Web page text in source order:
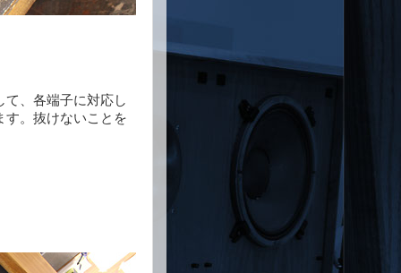
、各端子に対応し
す。抜けないことを